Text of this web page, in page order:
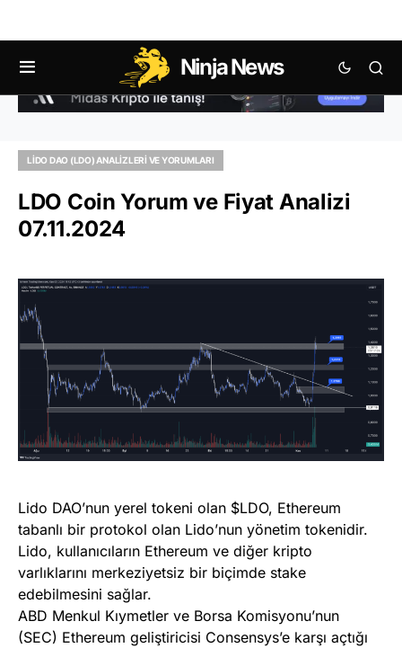
Ninja News
LIDO DAO (LDO) ANALIZLERI VE YORUMLARI
LDO Coin Yorum ve Fiyat Analizi
07.11.2024
Lido DAO’nun yerel tokeni olan $LDO, Ethereum
tabanlı bir protokol olan Lido’nun yönetim tokenidir.
Lido, kullanıcıların Ethereum ve diğer kripto
varlıklarını merkeziyetsiz bir biçimde stake
edebilmesini sağlar.
ABD Menkul Kıymetler ve Borsa Komisyonu’nun
(SEC) Ethereum geliştiricisi Consensys’e karşı açtığı